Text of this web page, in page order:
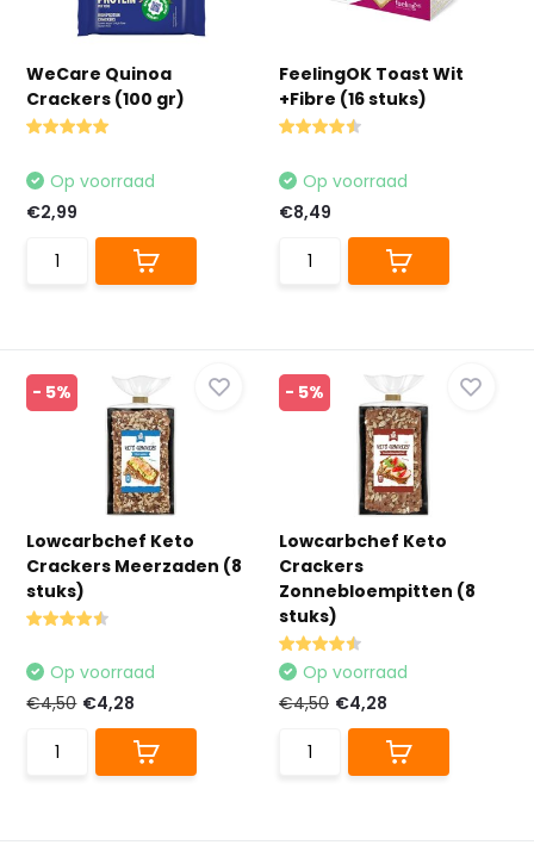
WeCare Quinoa
Crackers (100 gr)
Op voorraad
€2,99
FeelingOK Toast Wit
+Fibre (16 stuks)
Op voorraad
€8,49
- 5%
Lowcarbchef Keto
Crackers Meerzaden (8
stuks)
Op voorraad
€4,50 €4,28
- 5%
Lowcarbchef Keto
Crackers
Zonnebloempitten (8
stuks)
Op voorraad
€4,50 €4,28